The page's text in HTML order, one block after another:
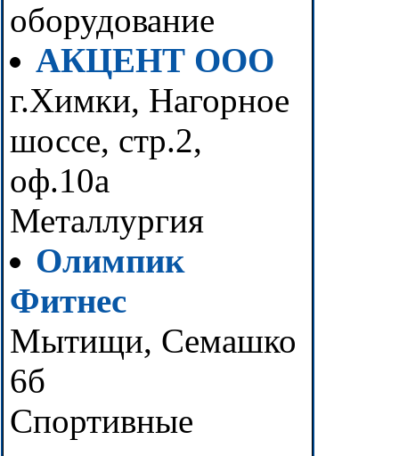
оборудование
АКЦЕНТ ООО
г.Химки, Нагорное
шоссе, стр.2,
оф.10а
Металлургия
Олимпик
Фитнес
Мытищи, Семашко
6б
Спортивные